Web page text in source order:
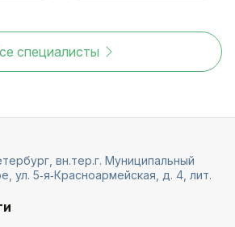
специалисты
вн.тер.г. Муниципальный
ул. 5‑я‑Красноармейская, д. 4, лит.